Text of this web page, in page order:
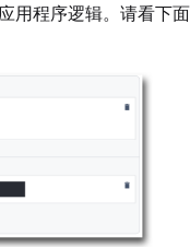
用程序逻辑。请看下面